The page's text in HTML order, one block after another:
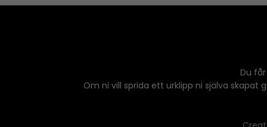
Du
Om ni vill sprida ett urklipp ni själva